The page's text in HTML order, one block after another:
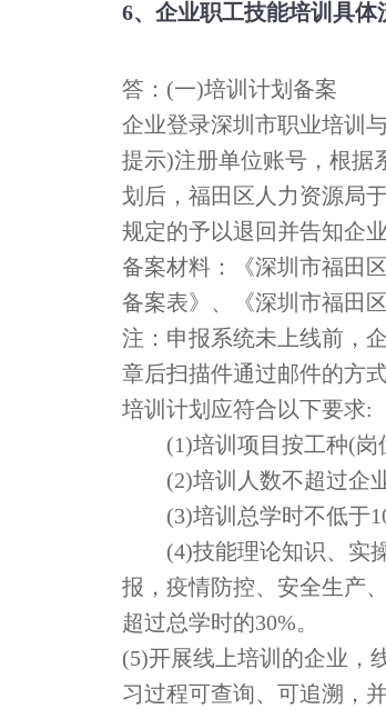
6、企业职工技能培训具体
答：(一)培训计划备案
企业登录深圳市职业培训
提示)注册单位账号，根据
划后，福田区人力资源局
规定的予以退回并告知企业
备案材料：《深圳市福田
备案表》、《深圳市福田
注：申报系统未上线前，
章后扫描件通过邮件的方
培训计划应符合以下要求:
(1)培训项目按工种(岗
(2)培训人数不超过企业
(3)培训总学时不低于10
(4)技能理论知识、实操
报，疫情防控、安全生产
超过总学时的30%。
(5)开展线上培训的企业，
习过程可查询、可追溯，